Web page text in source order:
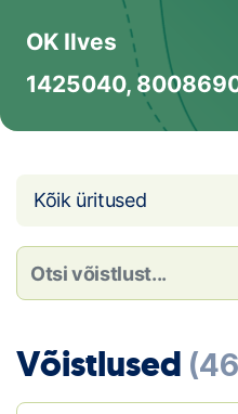
Eesti Orienteerumine
Toetamine
Telli litsents!
Noored
OK Ilves
1425040,
Kõik üritused
Võistlused